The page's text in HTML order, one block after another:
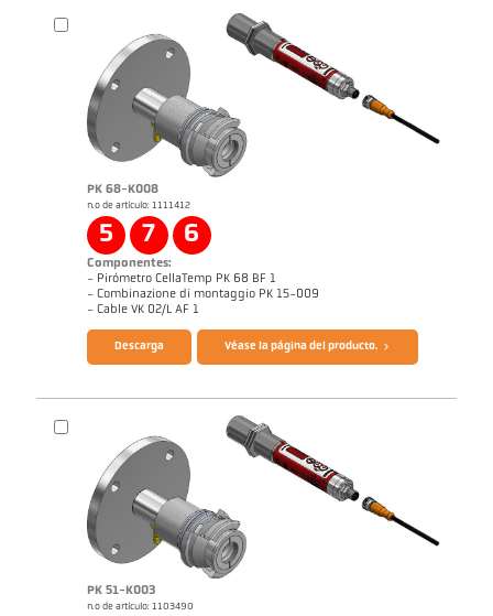
Informe técnico Medición óptica de
temperatura en instalaciones de
PK 68-K008
n.o de artículo: 1111412
5 7 6
Componentes:
- Pirómetro CellaTemp PK 68 BF 1
- Combinazione di montaggio PK 15-009
- Cable VK 02/L AF 1
Folleto CellaTemp PK PKF PKL Informe de aplicación CellaCombustion
Descarga Véase la página del producto.
PK 51-K003
n.o de artículo: 1103490